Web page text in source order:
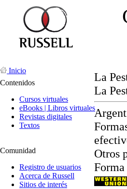
Inicio
Contenidos
Cursos virtuales
eBooks | Libros virtuales
Revistas digitales
Textos
Comunidad
Registro de usuarios
Acerca de Russell
Sitios de interés
La
La
Otros